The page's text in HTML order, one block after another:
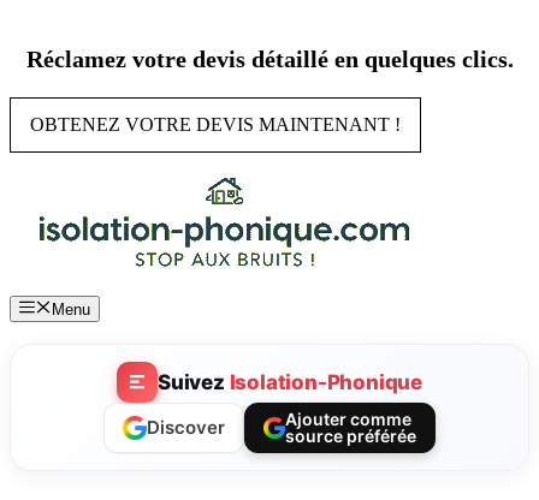
contenu
Réclamez votre devis détaillé en quelques clics.
OBTENEZ VOTRE DEVIS MAINTENANT !
Menu
Suivez Isolation-Phonique
Discover
Ajouter comme
source préférée